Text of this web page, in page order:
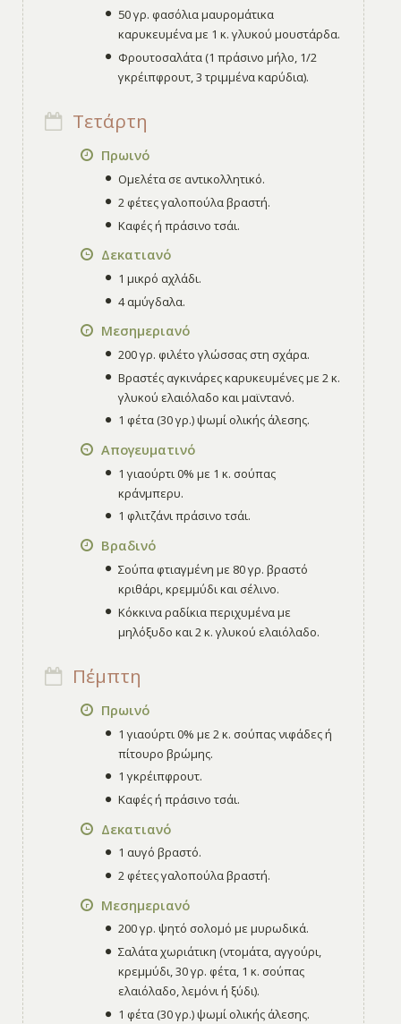
50 γρ. φασόλια μαυρομάτικα
καρυκευμένα με 1 κ. γλυκού μουστάρδα.
Φρουτοσαλάτα (1 πράσινο μήλο, 1/2
γκρέιπφρουτ, 3 τριμμένα καρύδια).
Τετάρτη
Πρωινό
Ομελέτα σε αντικολλητικό.
2 φέτες γαλοπούλα βραστή.
Καφές ή πράσινο τσάι.
Δεκατιανό
1 μικρό αχλάδι.
4 αμύγδαλα.
Μεσημεριανό
200 γρ. φιλέτο γλώσσας στη σχάρα.
Βραστές αγκινάρες καρυκευμένες με 2 κ.
γλυκού ελαιόλαδο και μαϊντανό.
1 φέτα (30 γρ.) ψωμί ολικής άλεσης.
Απογευματινό
1 γιαούρτι 0% με 1 κ. σούπας
κράνμπερυ.
1 φλιτζάνι πράσινο τσάι.
Βραδινό
Σούπα φτιαγμένη με 80 γρ. βραστό
κριθάρι, κρεμμύδι και σέλινο.
Κόκκινα ραδίκια περιχυμένα με
μηλόξυδο και 2 κ. γλυκού ελαιόλαδο.
Πέμπτη
Πρωινό
1 γιαούρτι 0% με 2 κ. σούπας νιφάδες ή
πίτουρο βρώμης.
1 γκρέιπφρουτ.
Καφές ή πράσινο τσάι.
Δεκατιανό
1 αυγό βραστό.
2 φέτες γαλοπούλα βραστή.
Μεσημεριανό
200 γρ. ψητό σολομό με μυρωδικά.
Σαλάτα χωριάτικη (ντομάτα, αγγούρι,
κρεμμύδι, 30 γρ. φέτα, 1 κ. σούπας
ελαιόλαδο, λεμόνι ή ξύδι).
1 φέτα (30 γρ.) ψωμί ολικής άλεσης.